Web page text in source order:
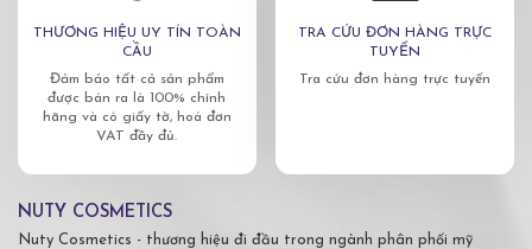
THƯƠNG HIỆU UY TÍN TOÀN
CẦU
Đảm bảo tất cả sản phẩm
được bán ra là 100% chính
hãng và có giấy tờ, hoá đơn
VAT đầy đủ.
TRA CỨU ĐƠN HÀNG TRỰC
TUYẾN
Tra cứu đơn hàng trực tuyến
NUTY COSMETICS
Nuty Cosmetics - thương hiệu đi đầu trong ngành phân phối mỹ